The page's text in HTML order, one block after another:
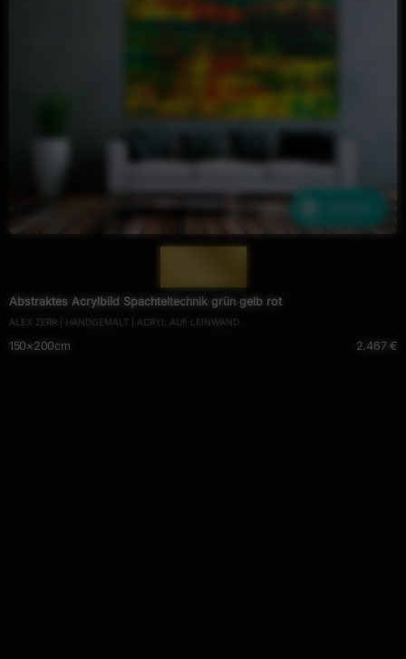
Abstraktes Acrylbild Spachteltechnik grün gelb rot
ALEX ZERR | HANDGEMALT | ACRYL AUF LEINWAND
150×200cm 2.467 €